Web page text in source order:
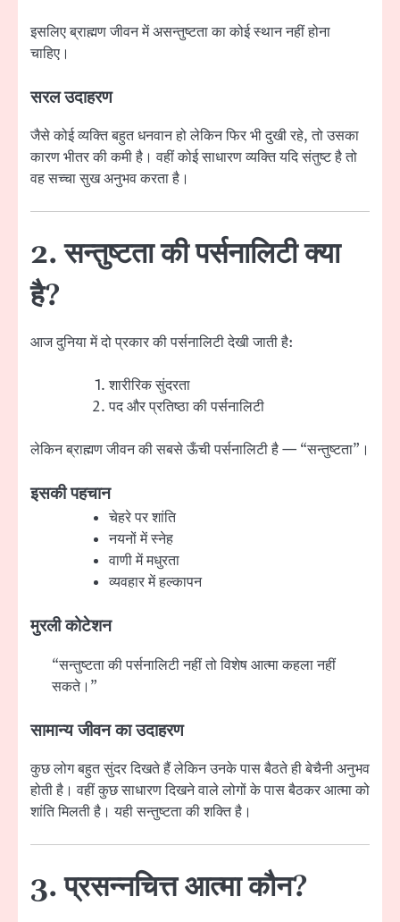
इसलिए ब्राह्मण जीवन में असन्तुष्टता का कोई स्थान नहीं होना
चाहिए।
सरल उदाहरण
जैसे कोई व्यक्ति बहुत धनवान हो लेकिन फिर भी दुखी रहे, तो उसका
कारण भीतर की कमी है। वहीं कोई साधारण व्यक्ति यदि संतुष्ट है तो
वह सच्चा सुख अनुभव करता है।
2. सन्तुष्टता की पर्सनालिटी क्या
है?
आज दुनिया में दो प्रकार की पर्सनालिटी देखी जाती है:
शारीरिक सुंदरता
पद और प्रतिष्ठा की पर्सनालिटी
लेकिन ब्राह्मण जीवन की सबसे ऊँची पर्सनालिटी है — “सन्तुष्टता”।
इसकी पहचान
चेहरे पर शांति
नयनों में स्नेह
वाणी में मधुरता
व्यवहार में हल्कापन
मुरली कोटेशन
“सन्तुष्टता की पर्सनालिटी नहीं तो विशेष आत्मा कहला नहीं
सकते।”
सामान्य जीवन का उदाहरण
कुछ लोग बहुत सुंदर दिखते हैं लेकिन उनके पास बैठते ही बेचैनी अनुभव
होती है। वहीं कुछ साधारण दिखने वाले लोगों के पास बैठकर आत्मा को
शांति मिलती है। यही सन्तुष्टता की शक्ति है।
3. प्रसन्नचित्त आत्मा कौन?